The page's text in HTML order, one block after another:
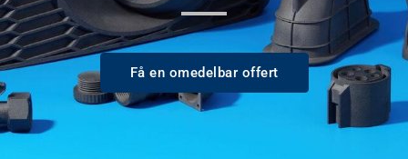
Få en omedelbar offert